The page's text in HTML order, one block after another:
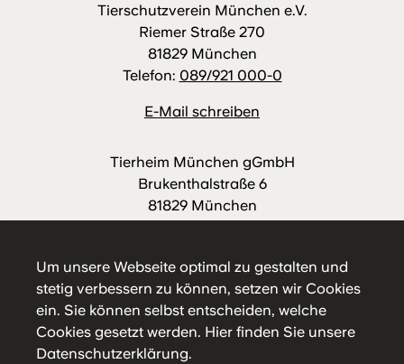
Um unsere Webseite optimal zu gestalten und
stetig verbessern zu können, setzen wir Cookies
ein. Sie können selbst entscheiden, welche
Cookies gesetzt werden. Hier finden Sie unsere
Datenschutzerklärung.
Tierschutzverein München e.V.
Riemer Straße 270
81829 München
Telefon: 089/921 000-0
E-Mail schreiben
Tierheim München gGmbH
Brukenthalstraße 6
81829 München
E-Mail schreiben